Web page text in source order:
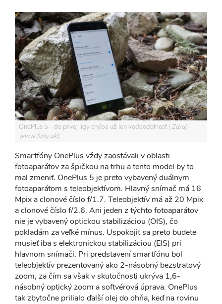
OnePlus 5 - do prvej ligy chýba už len vodeodolnosť Zdroj:
www.fony.sk
Smartfóny OnePlus vždy zaostávali v oblasti
fotoaparátov za špičkou na trhu a tento model by to
mal zmeniť. OnePlus 5 je preto vybavený duálnym
fotoaparátom s teleobjektívom. Hlavný snímač má 16
Mpix a clonové číslo f/1.7. Teleobjektív má až 20 Mpix
a clonové číslo f/2.6. Ani jeden z týchto fotoaparátov
nie je vybavený optickou stabilizáciou (OIS), čo
pokladám za veľké mínus. Uspokojiť sa preto budete
musieť iba s elektronickou stabilizáciou (EIS) pri
hlavnom snímači. Pri predstavení smartfónu bol
teleobjektív prezentovaný ako 2-násobný bezstratový
zoom, za čím sa však v skutočnosti ukrýva 1,6-
násobný optický zoom a softvérová úprava. OnePlus
tak zbytočne prilialo ďalší olej do ohňa, keď na rovinu